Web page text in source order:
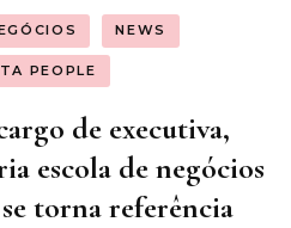
NEWS
PEOPLE
de executiva,
escola de negócios
torna referência